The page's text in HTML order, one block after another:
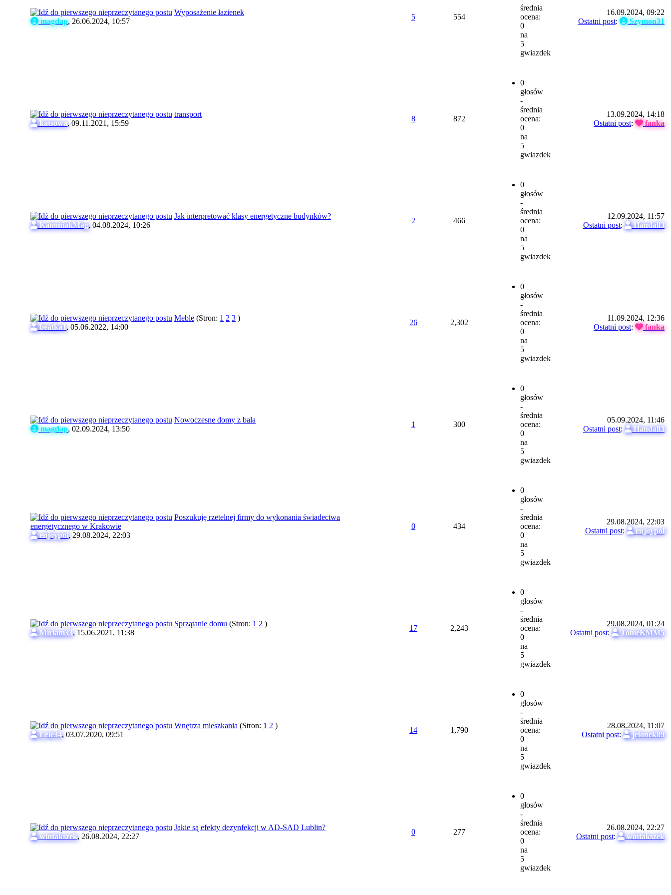
Wyposażenie łazienek
magdap, 26.06.2024, 10:57
5 554
średnia
ocena:
0
na
5
gwiazdek
16.09.2024, 09:22
Ostatni post: Szymon31
transport
katsowa, 09.11.2021, 15:59
8 872
0
głosów
-
średnia
ocena:
0
na
5
gwiazdek
13.09.2024, 14:18
Ostatni post: fanka
Jak interpretować klasy energetyczne budynków?
KanoniakMag, 04.08.2024, 10:26
2 466
0
głosów
-
średnia
ocena:
0
na
5
gwiazdek
12.09.2024, 11:57
Ostatni post: Handall3
Meble (Stron: 1 2 3 )
beatka1, 05.06.2022, 14:00
26 2,302
0
głosów
-
średnia
ocena:
0
na
5
gwiazdek
11.09.2024, 12:36
Ostatni post: fanka
Nowoczesne domy z bala
magdap, 02.09.2024, 13:50
1 300
0
głosów
-
średnia
ocena:
0
na
5
gwiazdek
05.09.2024, 11:46
Ostatni post: Handall3
Poszukuję rzetelnej firmy do wykonania świadectwa
energetycznego w Krakowie
enjoypol, 29.08.2024, 22:03
0 434
0
głosów
-
średnia
ocena:
0
na
5
gwiazdek
29.08.2024, 22:03
Ostatni post: enjoypol
Sprzątanie domu (Stron: 1 2 )
Miriam33, 15.06.2021, 11:38
17 2,243
0
głosów
-
średnia
ocena:
0
na
5
gwiazdek
29.08.2024, 01:24
Ostatni post: TomeKMM5
Wnętrza mieszkania (Stron: 1 2 )
Lele34, 03.07.2020, 09:51
14 1,790
0
głosów
-
średnia
ocena:
0
na
5
gwiazdek
28.08.2024, 11:07
Ostatni post: jelonek89
Jakie są efekty dezynfekcji w AD-SAD Lublin?
wintakszek, 26.08.2024, 22:27
0 277
0
głosów
-
średnia
ocena:
0
na
5
gwiazdek
26.08.2024, 22:27
Ostatni post: wintakszek